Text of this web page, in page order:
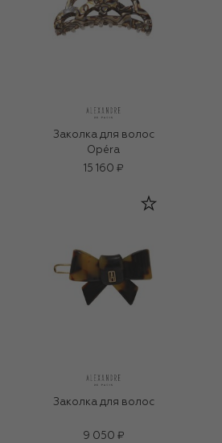
Заколка для волос
Opéra
15 160 ₽
Заколка для волос
9 050 ₽